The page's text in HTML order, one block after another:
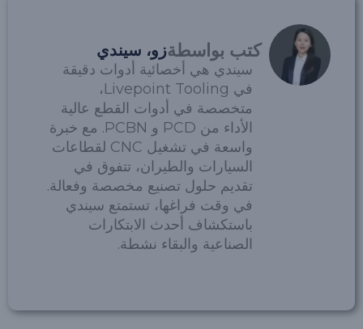
كتب بواسطةزو، سيندي
سيندي هي أخصائية أدوات دقيقة
في Livepoint Tooling،
متخصصة في أدوات القطع عالية
الأداء من PCD و PCBN. مع خبرة
واسعة في تشغيل CNC لقطاعات
السيارات والطيران، تتفوق في
تقديم حلول تصنيع مخصصة وفعالة.
في وقت فراغها، تستمتع سيندي
باستكشاف أحدث الابتكارات
الصناعية والبقاء نشطة.